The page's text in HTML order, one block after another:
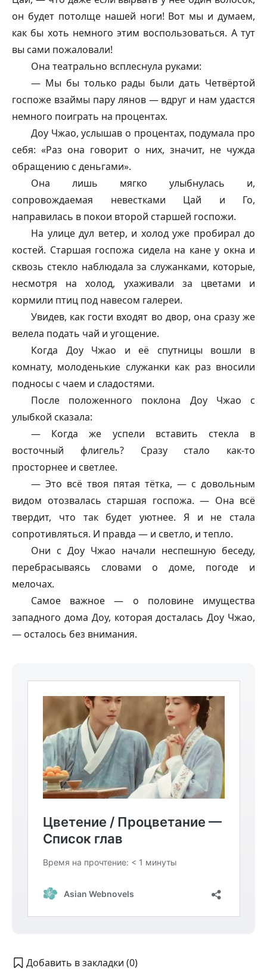
он будет потолще нашей ноги! Вот мы и думаем,
как бы хоть немного этим воспользоваться. А тут
вы сами пожаловали!
Она театрально всплеснула руками:
— Мы бы только рады были дать Четвёртой
госпоже взаймы пару лянов — вдруг и нам удастся
немного поиграть на процентах.
Доу Чжао, услышав о процентах, подумала про
себя: «Раз она говорит о них, значит, не чужда
обращению с деньгами».
Она лишь мягко улыбнулась и,
сопровождаемая невестками Цай и Го,
направилась в покои второй старшей госпожи.
На улице дул ветер, и холод уже пробирал до
костей. Старшая госпожа сидела на кане у окна и
сквозь стекло наблюдала за служанками, которые,
несмотря на холод, ухаживали за цветами и
кормили птиц под навесом галереи.
Увидев, как гости входят во двор, она сразу же
велела подать чай и угощение.
Когда Доу Чжао и её спутницы вошли в
комнату, молоденькие служанки как раз вносили
подносы с чаем и сладостями.
После положенного поклона Доу Чжао с
улыбкой сказала:
— Когда же успели вставить стекла в
восточный флигель? Сразу стало как-то
просторнее и светлее.
— Это всё твоя пятая тётка, — с довольным
видом отозвалась старшая госпожа. — Она всё
твердит, что так будет уютнее. Я и не стала
сопротивляться. И правда — и светло, и тепло.
Они с Доу Чжао начали неспешную беседу,
перебрасываясь словами о доме, погоде и
мелочах.
Самое важное — о половине имущества
западного дома Доу, которая досталась Доу Чжао,
— осталось без внимания.
Добавить в закладки (0)